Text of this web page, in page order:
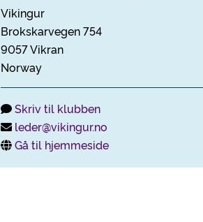
Vikingur
Brokskarvegen 754
9057 Vikran
Norway
Skriv til klubben
leder@vikingur.no
Gå til hjemmeside